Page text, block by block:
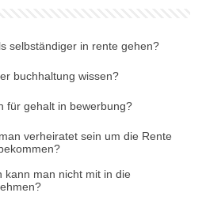
selbständiger in rente gehen?
buchhaltung wissen?
für gehalt in bewerbung?
verheiratet sein um die Rente
kann man nicht mit in die